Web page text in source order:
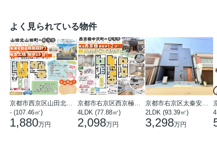
よく見られている物件
- (107.46㎡)
1,880万円
4LDK (77.88㎡)
2,098万円
2LDK (93.39㎡)
3,298万円